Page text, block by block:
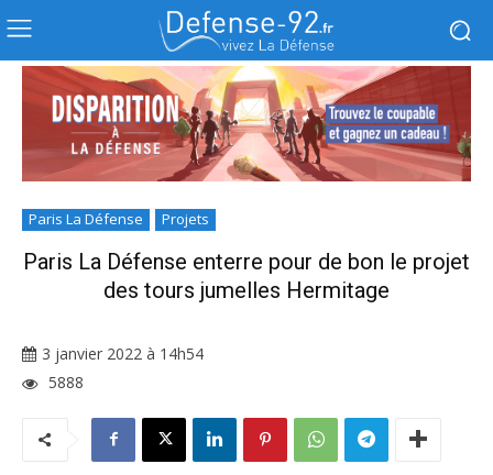
Paris La Défense Projets
Paris La Défense enterre pour de bon le projet
des tours jumelles Hermitage
3 janvier 2022 à 14h54
5888